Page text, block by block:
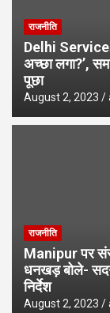
राजनीति
Delhi
अच्छा लगा?’,
पूछा
August 2, 2023
राजनीति
Manipur पर
धनखड़ बोले-
निर्देश
August 2, 2023